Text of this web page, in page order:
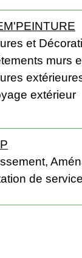
et
murs
extérieur
de service